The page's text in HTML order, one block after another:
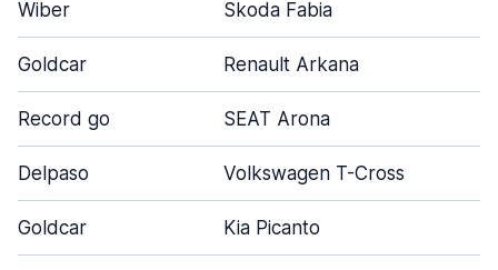
Wiber Skoda Fabia
Goldcar Renault Arkana
Record go SEAT Arona
Delpaso Volkswagen T-Cross
Goldcar Kia Picanto